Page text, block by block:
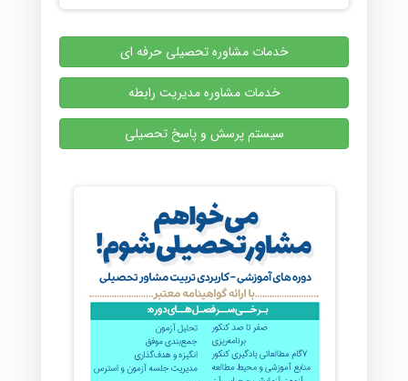
خدمات مشاوره تحصیلی حرفه ای
خدمات مشاوره مدیریت رابطه
سیستم پرسش و پاسخ تحصیلی